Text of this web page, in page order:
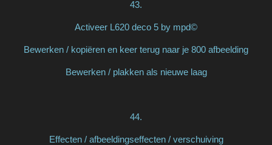
43.
Activeer L620 deco 5 by mpd©
Bewerken / kopiëren en keer terug naar je 800 afbeelding
Bewerken / plakken als nieuwe laag
44.
Effecten / afbeeldingseffecten / verschuiving